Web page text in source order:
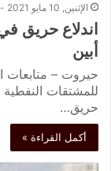
الإثنين, 10 مايو 2021 - 3:24 ص
اندلاع حريق
أبين
حيروت – متابعات
للمشتقات
حريق…
أكمل القراءة »